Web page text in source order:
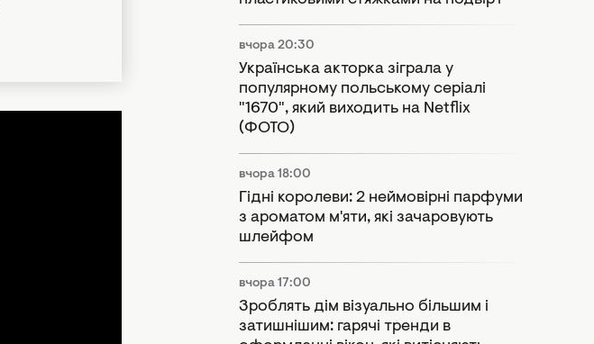
вчора 20:30
Українська акторка зіграла у
популярному польському серіалі
"1670", який виходить на Netflix
(ФОТО)
вчора 18:00
Гідні королеви: 2 неймовірні парфуми
з ароматом м'яти, які зачаровують
шлейфом
вчора 17:00
Зроблять дім візуально більшим і
затишнішим: гарячі тренди в